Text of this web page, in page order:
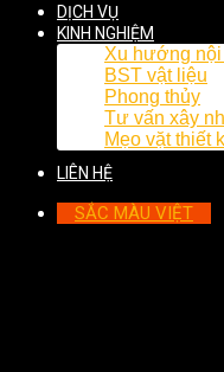
DỊCH VỤ
KINH NGHIỆM
Xu hướng nội
BST vật liệu
Phong thủy
Tư vấn xây
Mẹo vặt thiết
LIÊN HỆ
SẮC MÀU VIỆT